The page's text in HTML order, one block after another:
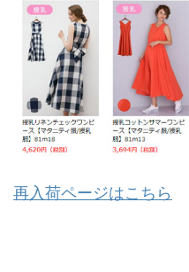
再入荷ページはこちら